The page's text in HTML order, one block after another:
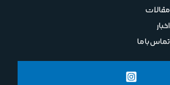
مقالات
اخبار
تماس با ما